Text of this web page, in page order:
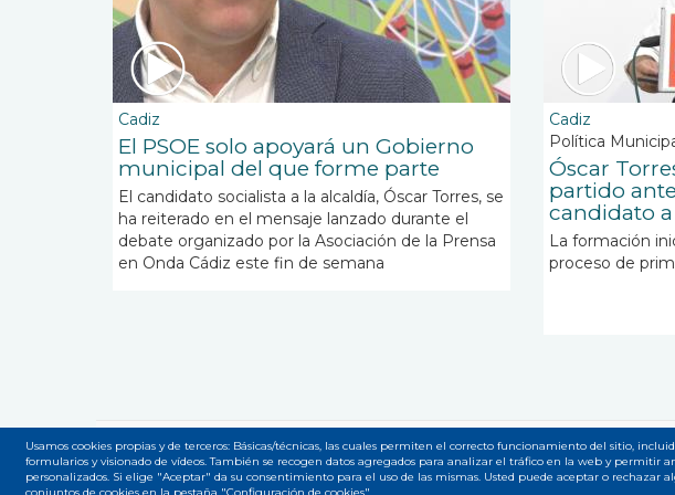
Cadiz
El PSOE solo apoyará un Gobierno
municipal del que forme parte
El candidato socialista a la alcaldía, Óscar Torres, se
ha reiterado en el mensaje lanzado durante el
debate organizado por la Asociación de la Prensa
en Onda Cádiz este fin de semana
Cadiz
Política
Óscar
partido
candidato
La formación
proceso de
Accesibilidad Privacidad Legal Cookies Mapa web
Usamos cookies propias y de terceros: Básicas/técnicas, las cuales permiten el correcto funcionamiento del sitio,
formularios y visionado de vídeos. También se recogen datos agregados para analizar el tráfico en la web y permitir
personalizados. Si elige "Aceptar" da su consentimiento para el uso de las mismas. Usted puede aceptar o rechazar